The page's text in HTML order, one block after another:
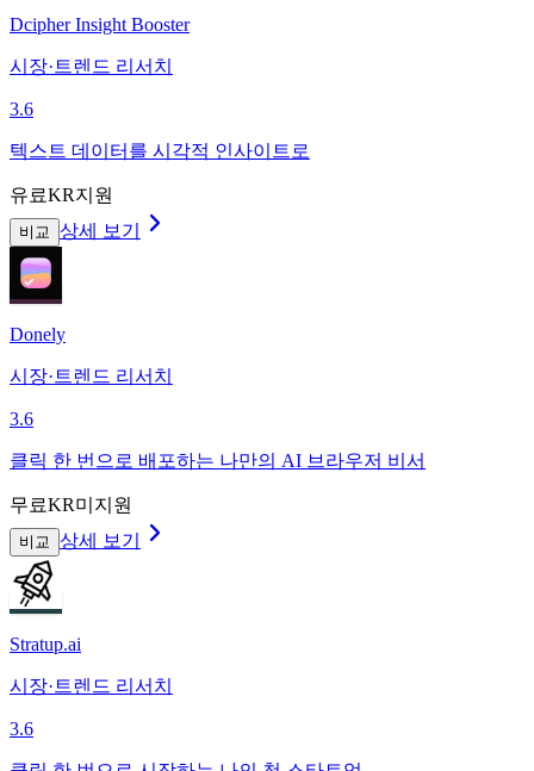
Dcipher Insight Booster
시장·트렌드 리서치
3.6
텍스트 데이터를 시각적 인사이트로
유료KR지원
비교 상세 보기
Donely
시장·트렌드 리서치
3.6
클릭 한 번으로 배포하는 나만의 AI 브라우저 비서
무료KR미지원
비교 상세 보기
Stratup.ai
시장·트렌드 리서치
3.6